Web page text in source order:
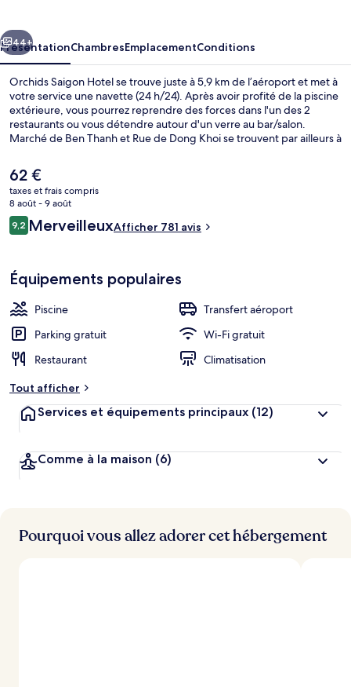
Suivant
44+
PrésentationChambresEmplacementConditions
Orchids Saigon Hotel se trouve juste à 5,9 km de l’aéroport et met à
votre service une navette (24 h/24). Après avoir profité de la piscine
extérieure, vous pourrez reprendre des forces dans l'un des 2
restaurants ou vous détendre autour d'un verre au bar/salon.
Marché de Ben Thanh et Rue de Dong Khoi se trouvent par ailleurs à
déjeuner remportent un franc succès auprès des autres voyageurs.
L'hébergement se situe à une courte distance à pied des transports
publics. Station de métro Opera House se trouve à 12 min à peine.
Le
prix
actuel
est
de
62 €
taxes et frais compris
8 août - 9 août
Avis
voyageurs
9,29,2 sur 10
MerveilleuxAfficher 781 avis
Équipements populaires
Piscine
Transfert aéroport
Parking gratuit
Wi-Fi gratuit
Restaurant
Climatisation
Tout afficher
Services et équipements principaux (12)
Comme à la maison (6)
Pourquoi vous allez adorer cet hébergement